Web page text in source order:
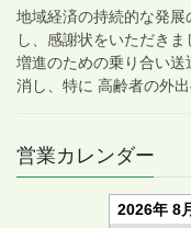
地域経済の持続的な発
し、感謝状をいただき
増進のための乗り合い
消し、特に 高齢者の外
営業カレンダー
2026年 8月